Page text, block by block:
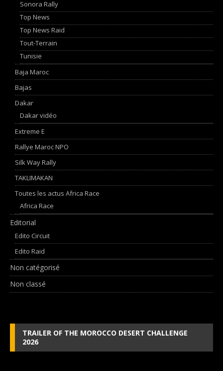
Sonora Rally
Top News
Top News Raid
Tout-Terrain
Tunisie
Baja Maroc
Bajas
Dakar
Dakar vidéo
Extreme E
Rallye Maroc NPO
Silk Way Rally
TAKLIMAKAN
Toutes les actus Africa Race
Africa Race
Editorial
Edito Circuit
Edito Raid
Non catégorisé
Non classé
TRAILER OF THE MOROCCO DESERT CHALLENGE
2026